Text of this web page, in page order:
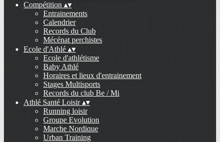
Compétition ▴▾
Entrainements
Calendrier
Records du Club
Mécénat perchistes
Ecole d'Athlé ▴▾
Ecole d'athlétisme
Baby Athlé
Horaires et lieux d'entrainement
Stages Multisports
Records du club Be / Mi
Athlé Santé Loisir▴▾
Running loisir
Groupe Evolution
Marche Nordique
Urban Training